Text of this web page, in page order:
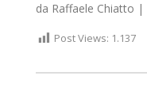
da Raffaele Chiatto |
Post Views: 1.137